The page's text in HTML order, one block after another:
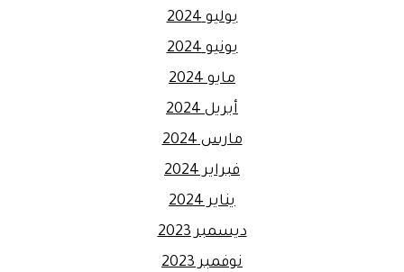
يوليو 2024
يونيو 2024
مايو 2024
أبريل 2024
مارس 2024
فبراير 2024
يناير 2024
ديسمبر 2023
نوفمبر 2023